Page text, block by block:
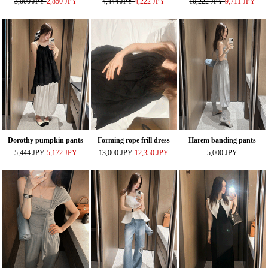
Dorothy pumpkin pants
5,444 JPY5,172 JPY
Forming rope frill dress
13,000 JPY12,350 JPY
Harem banding pants
5,000 JPY